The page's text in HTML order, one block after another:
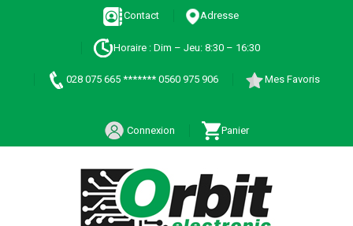
Contact Adresse
Horaire : Dim – Jeu: 8:30 – 16:30
028 075 665 ******* 0560 975 906 Mes Favoris
Connexion Panier